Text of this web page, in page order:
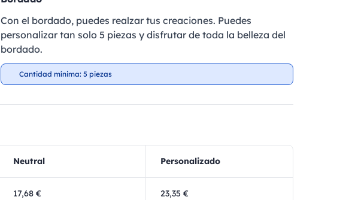
Con el bordado, puedes realzar tus creaciones. Puedes
personalizar tan solo 5 piezas y disfrutar de toda la belleza del
bordado.
Cantidad mínima: 5 piezas
Neutral Personalizado
17,68 € 23,35 €